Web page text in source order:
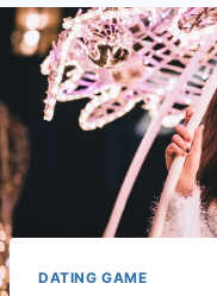
DATING GAME